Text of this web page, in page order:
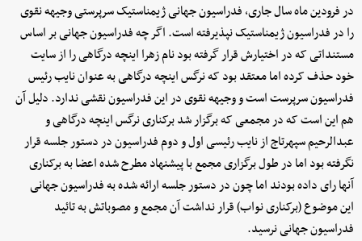
در فرودین ماه سال جاری، فدراسیون جهانی ژیمناستیک سرپرستی وجیهه نقوی
را در فدراسیون ژیمناستیک نپذیرفته است. اگر چه فدراسیون جهانی بر اساس
مستنداتی که در اختیارش قرار گرفته بود نام زهرا اینچه درگاهی را از سایت
خود حذف کرده اما معتقد بود که نرگس اینچه درگاهی به عنوان نایب رئیس
فدراسیون سرپرست است و وجیهه نقوی در این فدراسیون نقشی ندارد. دلیل آن
هم این است که در مجمعی که برگزار شد برکناری نرگس اینچه درگاهی و
عبدالرحیم سپهرتاج از نایب رئیسی اول و دوم فدراسیون در دستور جلسه قرار
نگرفته بود اما در طول برگزاری مجمع با پیشنهاد مطرح شده اعضا به برکناری
آنها رای داده بودند اما چون در دستور جلسه ارائه شده به فدراسیون جهانی
این موضوع (برکناری نواب) قرار نداشت آن مجمع و مصوباتش به تائید
فدراسیون جهانی نرسید.